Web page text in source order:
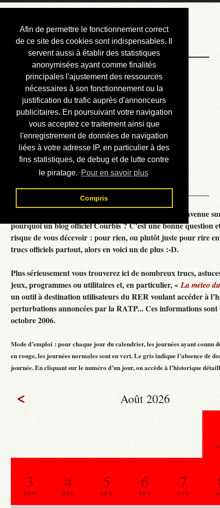
Afin de permettre le fonctionnement correct
de ce site des cookies sont indispensables. Il
servent aussi à établir des statistiques
anonymisées ayant comme finalités
principales l'ajustement des ressources
nécessaires à son fonctionnement ou la
justification du trafic auprès d'annonceurs
publicitaires. En poursuivant votre navigation
vous acceptez ce traitement ainsi que
l'enregistrement de données de navigation
liées à votre adresse IP, en particulier à des
fins statistiques, de debug et de lutte contre
le piratage. Pour en savoir plus
Compris
Courbis, « LE »
Blog Officiel
Bienvenue
Réalisations
Divers (et d’été)
Annonces
Liens externes
Téléchargement
Contact
Courbis, « LE » Blog Officiel - je vous souhaite la bienvenue
pourquoi un blog officiel Courbis ? C’est une bonne question
risque de vous décevoir : pour rien, ou plutôt juste pour rire
trucs officiels partout, alors en voici un de plus :-D.
Plus sérieusement vous trouverez ici de nombreux trucs,
jeux, programmes ou utilitaires et, en particulier, «La méteo
un outil à destination utilisateurs du RER voulant accéder à
perturbations annoncées par la RATP... Ces informations sont
octobre 2006.
Mode d’emploi : pour chaque jour du calendrier, les journées ayant connu
en rouge, les journées normales sont en vert. Le gris indique l’absence de
journée. En cliquant sur le numéro d’un jour, on accède à l’historique
< Août 2026
3
0.0 %
4
0.0 %
5
0.0 %
6
0.0 %
7
0.3 %